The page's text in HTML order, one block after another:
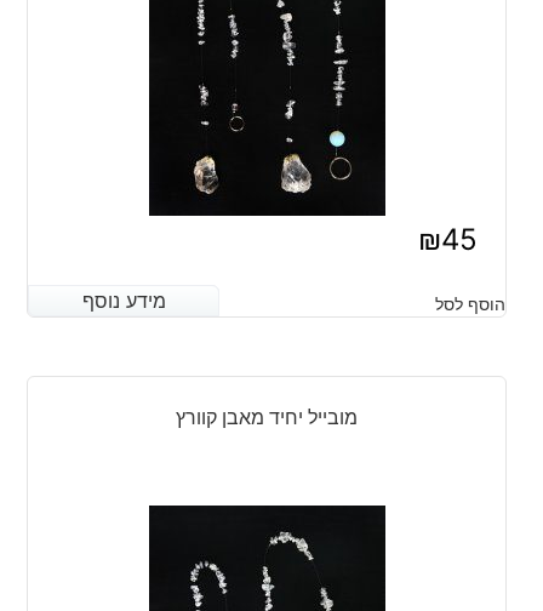
₪45
מידע נוסף הוסף לסל מידע נוסף
מובייל יחיד מאבן קוורץ